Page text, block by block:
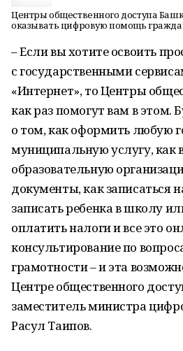
Центры общественного доступа
оказывать цифровую помощь
– Если вы хотите освоить
с государственными
«Интернет», то Центры
как раз помогут вам в этом.
о том, как оформить любую
муниципальную услугу, как
образовательную
документы, как записаться
записать ребенка в школу
оплатить налоги и все это
консультирование по
грамотности – и эта
Центре общественного
заместитель министра
Расул Таипов.